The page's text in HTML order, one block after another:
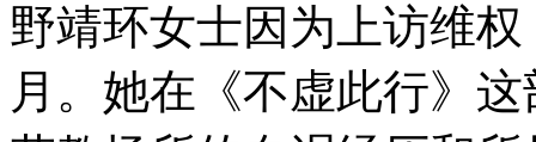
野靖环女士因为上访维
月。她在《不虚此行》